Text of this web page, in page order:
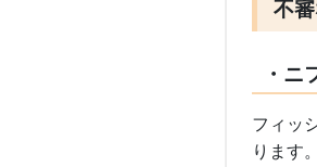
不
・ ニ
フィッ
ります。